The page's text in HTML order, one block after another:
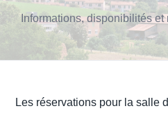
Informations, disponibilités
Les réservations pour la salle